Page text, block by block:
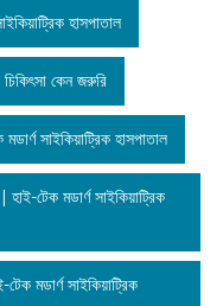
হাসপাতাল
কেন জরুরি
সাইকিয়াট্রিক হাসপাতাল
হাই-টেক মডার্ণ সাইকিয়াট্রিক
মডার্ণ সাইকিয়াট্রিক